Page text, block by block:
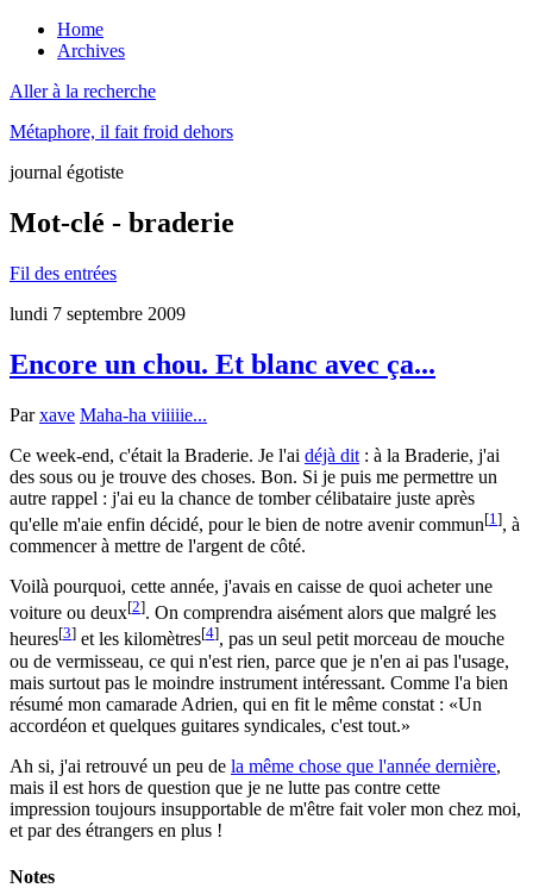
Home
Archives
Aller à la recherche
Métaphore, il fait froid dehors
journal égotiste
Mot-clé - braderie
Fil des entrées
lundi 7 septembre 2009
Encore un chou. Et blanc avec ça...
Parxave Maha-ha viiiiie...
Ce week-end, c'était la Braderie. Je l'ai déjà dit : à la Braderie, j'ai
des sous ou je trouve des choses. Bon. Si je puis me permettre un
autre rappel : j'ai eu la chance de tomber célibataire juste après
qu'elle m'aie enfin décidé, pour le bien de notre avenir commun[1 ], à
commencer à mettre de l'argent de côté.
Voilà pourquoi, cette année, j'avais en caisse de quoi acheter une
voiture ou deux[2]. On comprendra aisément alors que malgré les
heures[3] et les kilomètres[4], pas un seul petit morceau de mouche
ou de vermisseau, ce qui n'est rien, parce que je n'en ai pas l'usage,
mais surtout pas le moindre instrument intéressant. Comme l'a bien
résumé mon camarade Adrien, qui en fit le même constat :
Un
accordéon et quelques guitares syndicales, c'est tout.
Ah si, j'ai retrouvé un peu de la même chose que l'année dernière,
mais il est hors de question que je ne lutte pas contre cette
impression toujours insupportable de m'être fait voler mon chez moi,
et par des étrangers en plus !
Notes